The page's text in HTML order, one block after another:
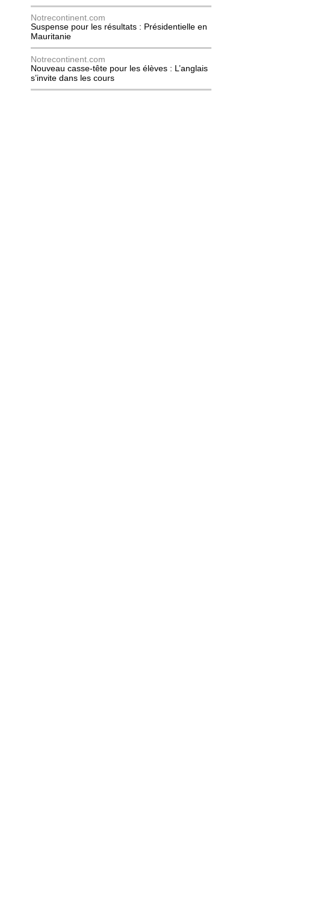
Notrecontinent.com
Suspense pour les résultats : Présidentielle en
Mauritanie
Notrecontinent.com
Nouveau casse-tête pour les élèves : L’anglais
s’invite dans les cours